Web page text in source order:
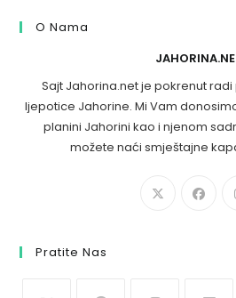
O Nama
Sajt Jahorina.net je pokrenut
ljepotice Jahorine. Mi Vam
planini Jahorini kao i njenom
možete naći smještajne
Pratite Nas